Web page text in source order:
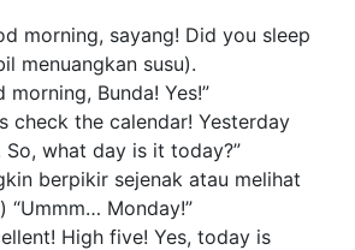
morning, sayang! Did you sleep
menuangkan susu).
morning, Bunda! Yes!”
check the calendar! Yesterday
So, what day is it today?”
berpikir sejenak atau melihat
“Ummm… Monday!”
High five! Yes, today is